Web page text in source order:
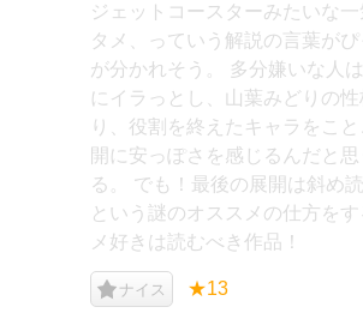
ジェットコースターみたいな
タメ、っていう解説の言葉が
が分かれそう。 多分嫌いな人
にイラっとし、山葉みどりの
り、役割を終えたキャラをこ
開に安っぽさを感じるんだと
る。 でも！最後の展開は斜め
という謎のオススメの仕方を
メ好きは読むべき作品！
ナイス ★13